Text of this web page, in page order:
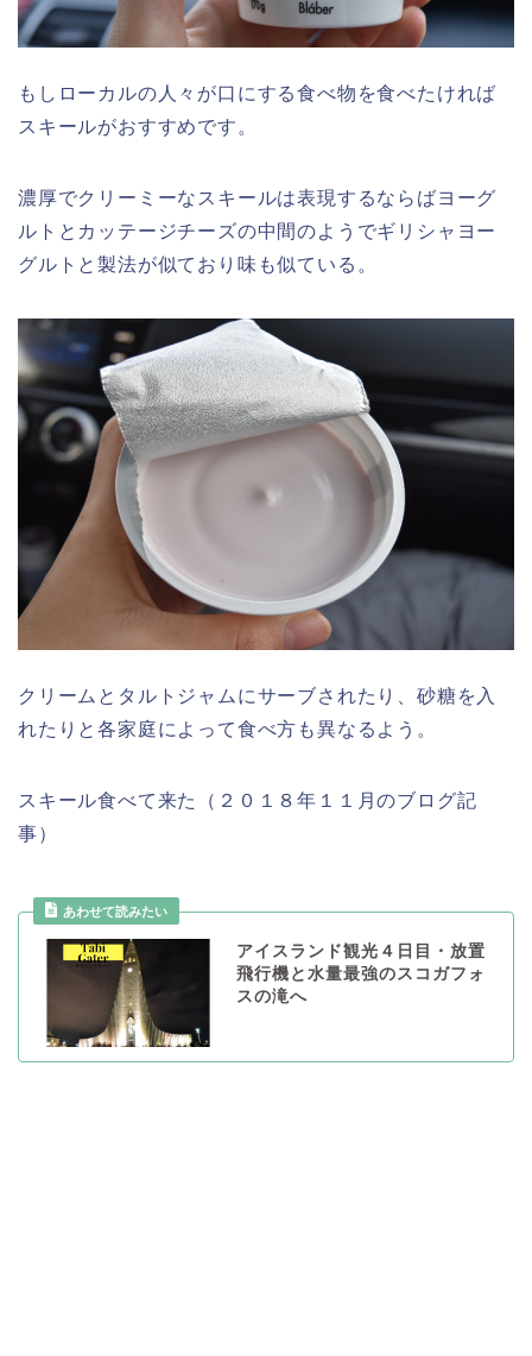
もしローカルの人々が口にする食べ物を食べたければ
スキールがおすすめです。
濃厚でクリーミーなスキールは表現するならばヨーグ
ルトとカッテージチーズの中間のようでギリシャヨー
グルトと製法が似ており味も似ている。
クリームとタルトジャムにサーブされたり、砂糖を入
れたりと各家庭によって食べ方も異なるよう。
スキール食べて来た（２０１８年１１月のブログ記
事）
あわせて読みたい
アイスランド観光４日目・放置
飛行機と水量最強のスコガフォ
スの滝へ